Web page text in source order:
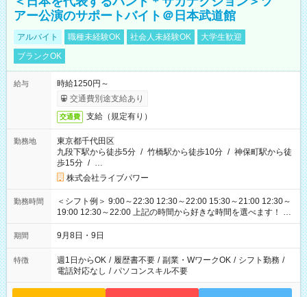
アー公演のサポートバイト＠日本武道館
アルバイト 職種未経験OK 社会人未経験OK
大学生歓迎
ブランクOK
給与
時給1250円～
交通費別途支給あり
交通費 支給（規定有り）
勤務地
東京都千代田区
九段下駅から徒歩5分 / 竹橋駅から徒歩10分 / 神保町駅から徒
歩15分 / …
株式会社ライブパワー
勤務時間
＜シフト例＞ 9:00～22:30 12:30～22:00 15:30～21:00 12:30～
19:00 12:30～22:00 上記の時間から好きな時間を選べます！ ※
時間は変更となる可能性があります
期間 9月8日・9日
特徴 週1日からOK / 履歴書不要 / 副業・WワークOK / シフト勤務 /
電話対応なし / パソコンスキル不要